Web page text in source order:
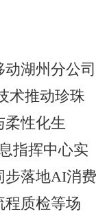
湖州分公司
术推动珍珠
柔性化生
指挥中心实
步落地AI消费
程质检等场